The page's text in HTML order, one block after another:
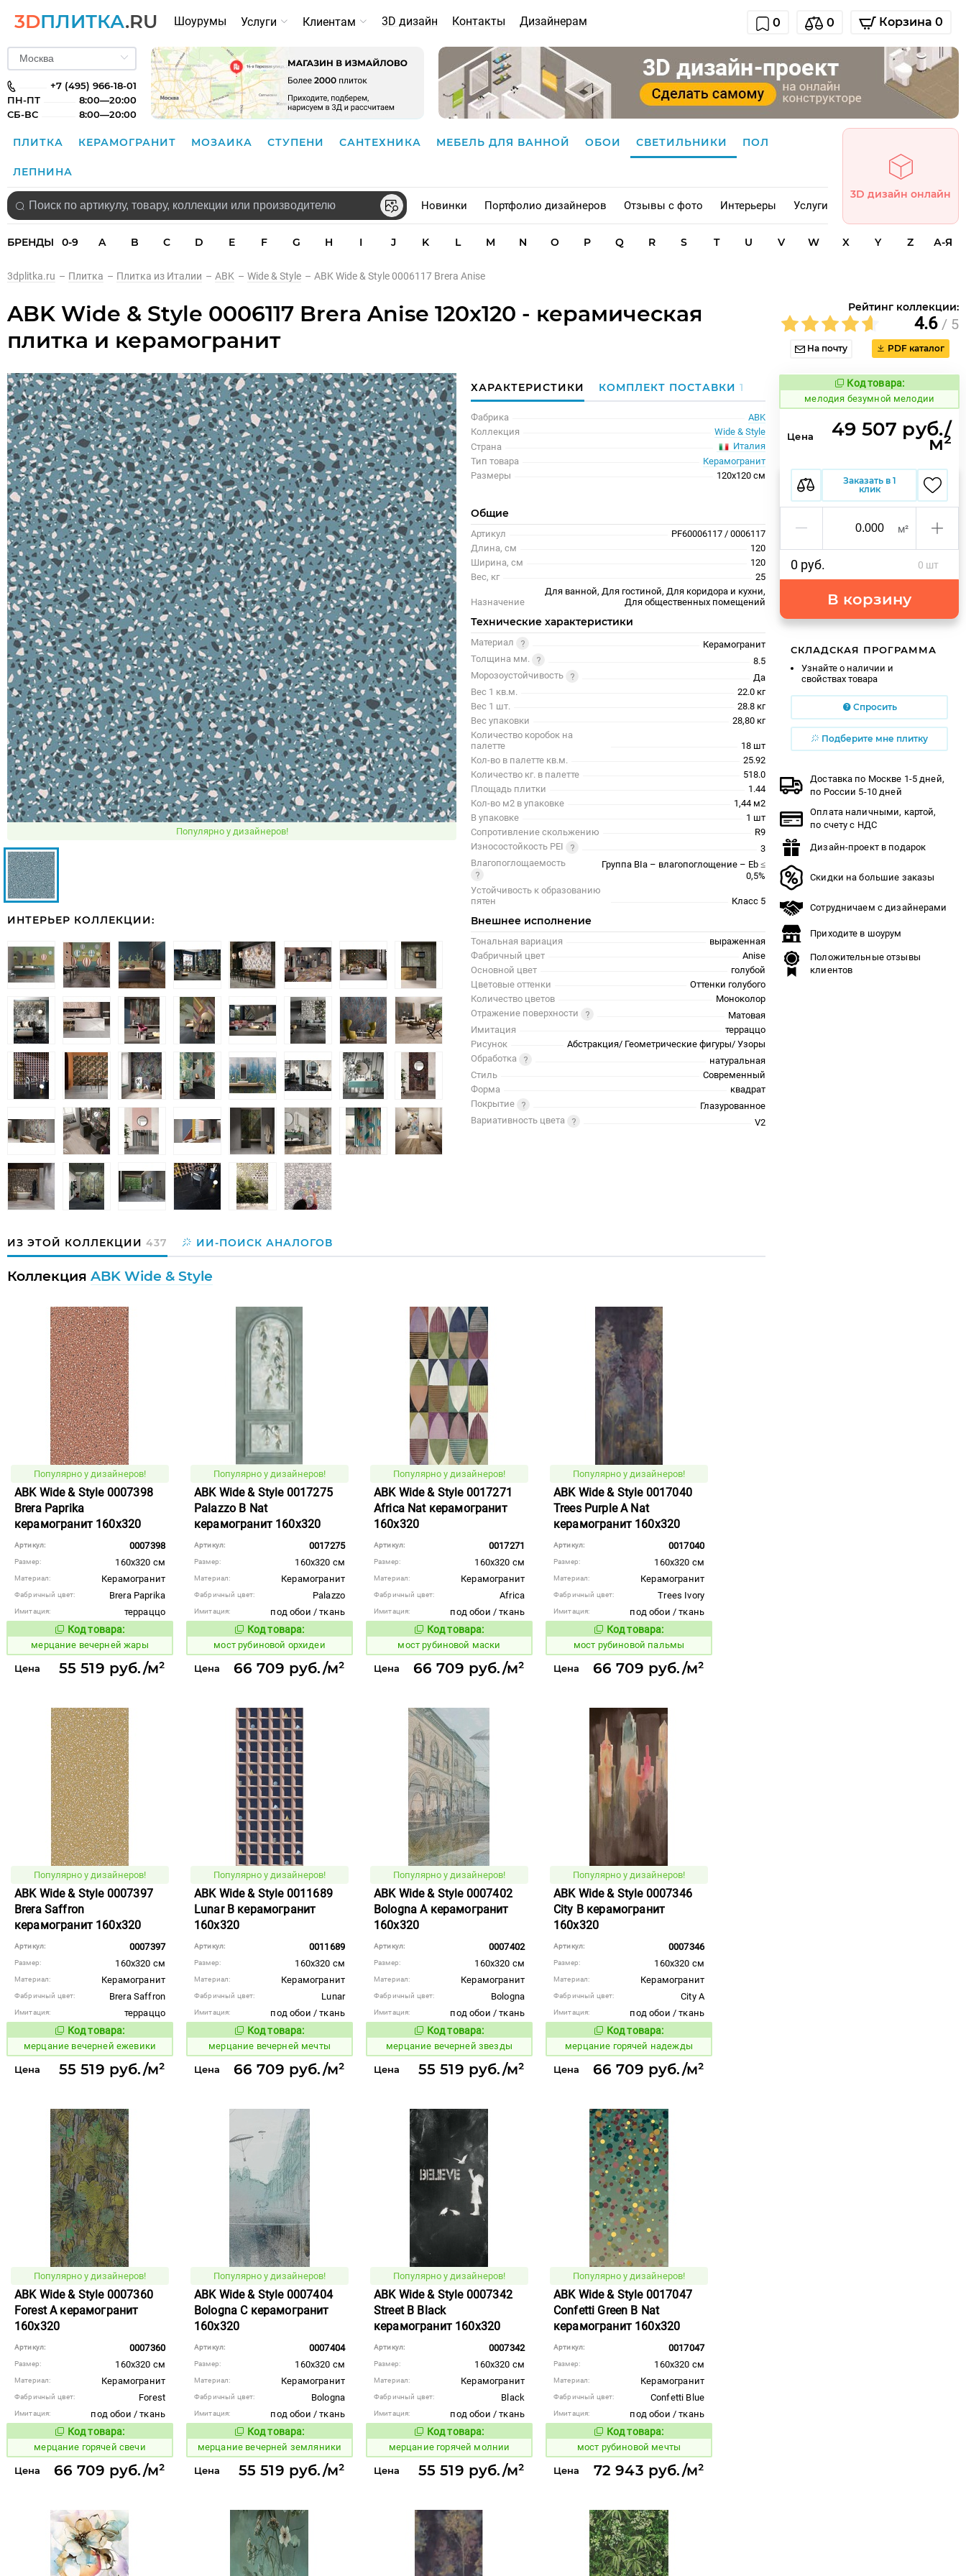
3DПЛИТКА.RU Шоурумы Услуги Клиентам 3D дизайн Контакты Дизайнерам 0 0 Корзина 0
+7 (495) 966-18-01
ПН-ПТ
8:00—20:00
СБ-ВС
8:00—20:00
ПЛИТКА КЕРАМОГРАНИТ МОЗАИКА СТУПЕНИ САНТЕХНИКА МЕБЕЛЬ ДЛЯ ВАННОЙ ОБОИ СВЕТИЛЬНИКИ ПОЛ
ЛЕПНИНА
Новинки Портфолио дизайнеров Отзывы с фото Интерьеры Услуги
3D дизайн онлайн
БРЕНДЫ 0-9 A B C D E F G H I J K L M N O P Q R S T U V W X Y Z А-Я
3dplitka.ru – Плитка – Плитка из Италии – ABK – Wide & Style – ABK Wide & Style 0006117 Brera Anise
ABK Wide & Style 0006117 Brera Anise 120x120 - керамическая
плитка и керамогранит
Рейтинг коллекции:
4.6 / 5
На почту PDF каталог
Популярно у дизайнеров!
ИНТЕРЬЕР КОЛЛЕКЦИИ:
ХАРАКТЕРИСТИКИ КОМПЛЕКТ ПОСТАВКИ1
Фабрика
ABK
Коллекция
Wide & Style
Страна
Италия
Тип товара
Керамогранит
Размеры
120x120 см
Общие
Артикул
PF60006117 / 0006117
Длина, см
120
Ширина, см
120
Вес, кг
25
Назначение
Для ванной, Для гостиной, Для коридора и кухни,
Для общественных помещений
Технические характеристики
Материал
Керамогранит
Толщина мм.
8.5
Морозоустойчивость
Да
Вес 1 кв.м.
22.0 кг
Вес 1 шт.
28.8 кг
Вес упаковки
28,80 кг
Количество коробок на
палетте
18 шт
Кол-во в палетте кв.м.
25.92
Количество кг. в палетте
518.0
Площадь плитки
1.44
Кол-во м2 в упаковке
1,44 м2
В упаковке
1 шт
Сопротивление скольжению
R9
Износостойкость PEI
3
Влагопоглощаемость
Группа BIa – влагопоглощение – Eb ≤
0,5%
Устойчивость к образованию
пятен
Класс 5
Внешнее исполнение
Тональная вариация
выраженная
Фабричный цвет
Anise
Основной цвет
голубой
Цветовые оттенки
Оттенки голубого
Количество цветов
Моноколор
Отражение поверхности
Матовая
Имитация
терраццо
Рисунок
Абстракция/ Геометрические фигуры/ Узоры
Обработка
натуральная
Стиль
Современный
Форма
квадрат
Покрытие
Глазурованное
Вариативность цвета
V2
ИЗ ЭТОЙ КОЛЛЕКЦИИ 437 ИИ-ПОИСК АНАЛОГОВ
Коллекция ABK Wide & Style
Популярно у дизайнеров!
ABK Wide & Style 0007398
Brera Paprika
керамогранит 160x320
Артикул: 0007398
Размер: 160x320 см
Материал: Керамогранит
Фабричный цвет: Brera Paprika
Имитация:
терраццо
Код товара:
970275 Код товара:
мерцание вечерней жары
Цена 55 519 руб./м²
Популярно у дизайнеров!
ABK Wide & Style 0017275
Palazzo B Nat
керамогранит 160x320
Артикул: 0017275
Размер: 160x320 см
Материал: Керамогранит
Фабричный цвет: Palazzo
Имитация:
под обои / ткань
Код товара:
1025564Код товара:
мост рубиновой орхидеи
Цена 66 709 руб./м²
Популярно у дизайнеров!
ABK Wide & Style 0017271
Africa Nat керамогранит
160x320
Артикул: 0017271
Размер: 160x320 см
Материал: Керамогранит
Фабричный цвет: Africa
Имитация:
под обои / ткань
Код товара:
1025547Код товара:
мост рубиновой маски
Цена 66 709 руб./м²
Популярно у дизайнеров!
ABK Wide & Style 0017040
Trees Purple A Nat
керамогранит 160x320
Артикул: 0017040
Размер: 160x320 см
Материал: Керамогранит
Фабричный цвет: Trees Ivory
Имитация:
под обои / ткань
Код товара:
1025567Код товара:
мост рубиновой пальмы
Цена 66 709 руб./м²
Популярно у дизайнеров!
ABK Wide & Style 0007397
Brera Saffron
керамогранит 160x320
Артикул: 0007397
Размер: 160x320 см
Материал: Керамогранит
Фабричный цвет: Brera Saffron
Имитация:
терраццо
Код товара:
970274 Код товара:
мерцание вечерней ежевики
Цена 55 519 руб./м²
Популярно у дизайнеров!
ABK Wide & Style 0011689
Lunar B керамогранит
160x320
Артикул: 0011689
Размер: 160x320 см
Материал: Керамогранит
Фабричный цвет: Lunar
Имитация:
под обои / ткань
Код товара:
970301 Код товара:
мерцание вечерней мечты
Цена 66 709 руб./м²
Популярно у дизайнеров!
ABK Wide & Style 0007402
Bologna A керамогранит
160x320
Артикул: 0007402
Размер: 160x320 см
Материал: Керамогранит
Фабричный цвет: Bologna
Имитация:
под обои / ткань
Код товара:
970279 Код товара:
мерцание вечерней звезды
Цена 55 519 руб./м²
Популярно у дизайнеров!
ABK Wide & Style 0007346
City B керамогранит
160x320
Артикул: 0007346
Размер: 160x320 см
Материал: Керамогранит
Фабричный цвет: City A
Имитация:
под обои / ткань
Код товара:
971432 Код товара:
мерцание горячей надежды
Цена 66 709 руб./м²
Популярно у дизайнеров!
ABK Wide & Style 0007360
Forest A керамогранит
160x320
Артикул: 0007360
Размер: 160x320 см
Материал: Керамогранит
Фабричный цвет: Forest
Имитация:
под обои / ткань
Код товара:
971459 Код товара:
мерцание горячей свечи
Цена 66 709 руб./м²
Популярно у дизайнеров!
ABK Wide & Style 0007404
Bologna C керамогранит
160x320
Артикул: 0007404
Размер: 160x320 см
Материал: Керамогранит
Фабричный цвет: Bologna
Имитация:
под обои / ткань
Код товара:
970281 Код товара:
мерцание вечерней земляники
Цена 55 519 руб./м²
Популярно у дизайнеров!
ABK Wide & Style 0007342
Street B Black
керамогранит 160x320
Артикул: 0007342
Размер: 160x320 см
Материал: Керамогранит
Фабричный цвет: Black
Имитация:
под обои / ткань
Код товара:
971428 Код товара:
мерцание горячей молнии
Цена 55 519 руб./м²
Популярно у дизайнеров!
ABK Wide & Style 0017047
Confetti Green B Nat
керамогранит 160x320
Артикул: 0017047
Размер: 160x320 см
Материал: Керамогранит
Фабричный цвет: Confetti Blue
Имитация:
под обои / ткань
Код товара:
1025551 Код товара:
мост рубиновой мечты
Цена 72 943 руб./м²
Код товара:
967923 Код товара:
мелодия безумной мелодии
Цена 49 507 руб./
м²
Заказать в 1
клик
м²
0 руб. 0 шт
В корзину
СКЛАДСКАЯ ПРОГРАММА
Узнайте о наличии и
свойствах товара
Спросить
Подберите мне плитку
Доставка по Москве 1-5 дней,
по России 5-10 дней
Оплата наличными, картой,
по счету с НДС
Дизайн-проект в подарок
Скидки на большие заказы
Сотрудничаем с дизайнерами
Приходите в шоурум
Положительные отзывы
клиентов